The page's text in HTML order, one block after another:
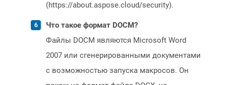
(https://about.aspose.cloud/security).
Что такое формат DOCM?
Файлы DOCM являются Microsoft Word
2007 или сгенерированными документами
с возможностью запуска макросов. Он